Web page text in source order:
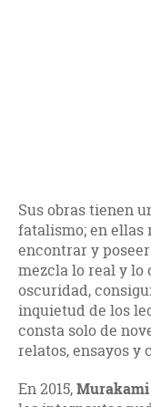
Sus obras tienen
fatalismo; en ellas
encontrar y
mezcla lo real y
oscuridad,
inquietud de los
consta solo de
relatos, ensayos y
En 2015,Murakami